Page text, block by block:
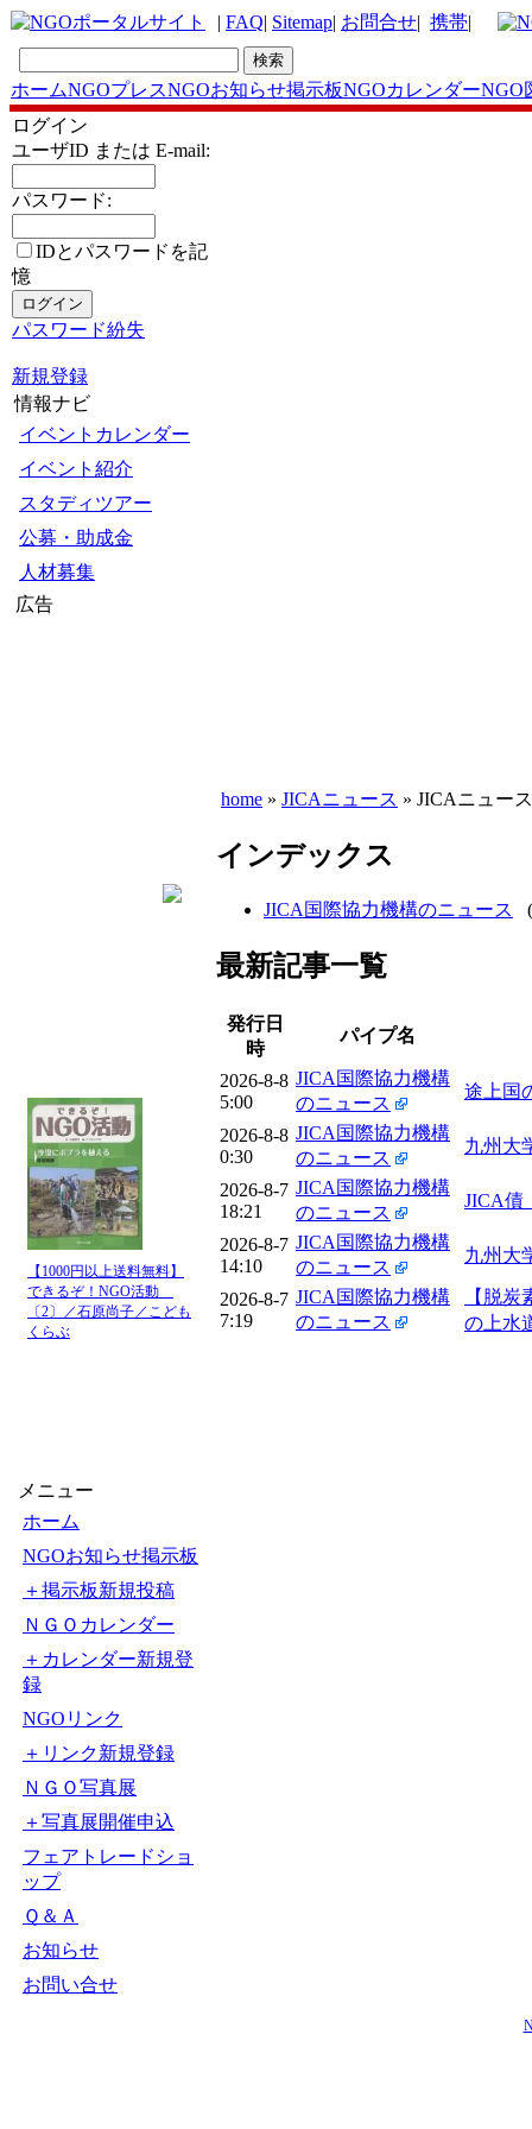
| FAQ| Sitemap| お問合せ| 携帯|
ホームNGOプレスNGOお知らせ掲示板NGOカレンダーNGO
ログイン
ユーザID または E-mail:
パスワード:
IDとパスワードを記
憶
パスワード紛失
新規登録
情報ナビ
イベントカレンダー
イベント紹介
スタディツアー
公募・助成金
人材募集
広告
【1000円以上送料無料】
できるぞ！NGO活動
〔2〕／石原尚子／こども
くらぶ
メニュー
ホーム
NGOお知らせ掲示板
＋掲示板新規投稿
ＮＧＯカレンダー
＋カレンダー新規登
録
NGOリンク
＋リンク新規登録
ＮＧＯ写真展
＋写真展開催申込
フェアトレードショ
ップ
Ｑ＆Ａ
お知らせ
お問い合せ
home » JICAニュース » JICAニュース
インデックス
JICA国際協力機構のニュース (
最新記事一覧
発行日
時
パイプ名
2026-8-8
5:00
JICA国際協力機構
のニュース
途上国
2026-8-8
0:30
JICA国際協力機構
のニュース
九州大
2026-8-7
18:21
JICA国際協力機構
のニュース
JICA債
2026-8-7
14:10
JICA国際協力機構
のニュース
九州大
2026-8-7
7:19
JICA国際協力機構
のニュース
【脱
の上水